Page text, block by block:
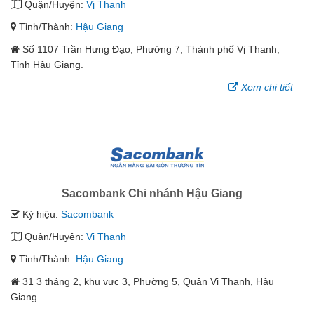
Quận/Huyện: Vị Thanh
Tỉnh/Thành: Hậu Giang
Số 1107 Trần Hưng Đạo, Phường 7, Thành phố Vị Thanh,
Tỉnh Hậu Giang.
Xem chi tiết
Sacombank Chi nhánh Hậu Giang
Ký hiệu: Sacombank
Quận/Huyện: Vị Thanh
Tỉnh/Thành: Hậu Giang
31 3 tháng 2, khu vực 3, Phường 5, Quận Vị Thanh, Hậu
Giang